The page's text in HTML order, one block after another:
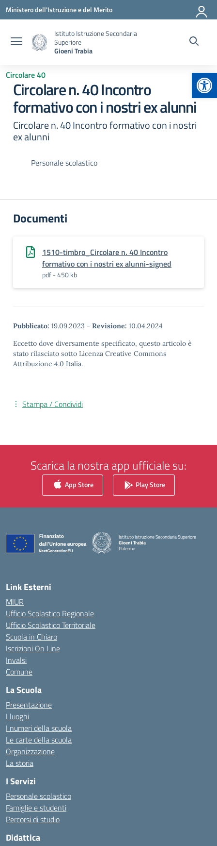
Vai ai contenuti
Vai al menu di navigazione
Vai al footer
Ministero dell'Istruzione e del Merito
Istituto Istruzione Secondaria
Superiore
Gioeni Trabia
Circolare 40
Circolare n. 40 Incontro
formativo con i nostri ex alunni
Circolare n. 40 Incontro formativo con i nostri
ex alunni
Personale scolastico
Documenti
1510-timbro_Circolare n. 40 Incontro
formativo con i nostri ex alunni-signed
pdf - 450 kb
Pubblicato: 19.09.2023 - Revisione: 10.04.2024
Eccetto dove diversamente specificato, questo articolo è
stato rilasciato sotto Licenza Creative Commons
Attribuzione 4.0 Italia.
Stampa / Condividi
Scarica la nostra app ufficiale su:
App Store Play Store
Istituto Istruzione Secondaria Superiore
Gioeni Trabia
Palermo
Link Esterni
MIUR
Ufficio Scolastico Regionale
Ufficio Scolastico Territoriale
Scuola in Chiaro
Iscrizioni On Line
Invalsi
Comune
La Scuola
Presentazione
I luoghi
I numeri della scuola
Le carte della scuola
Organizzazione
La storia
I Servizi
Personale scolastico
Famiglie e studenti
Percorsi di studio
Didattica